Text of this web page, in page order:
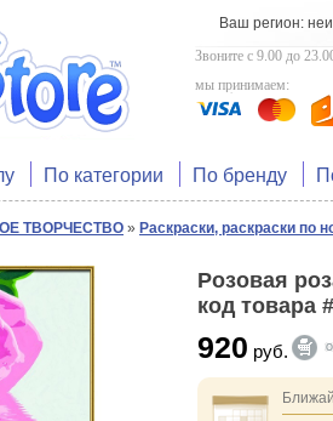
Ваш регион:
Звоните с 9.00 до
мы принимаем:
По категории По бренду
ТВОРЧЕСТВО » Раскраски, раскраски по
Розовая
код товара
920 руб.